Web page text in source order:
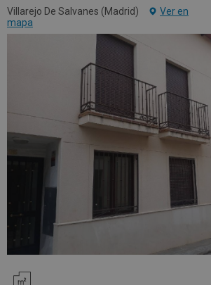
Villarejo De Salvanes (Madrid)
Ver en
mapa